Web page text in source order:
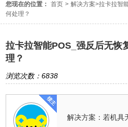
您现在的位置： 首页 > 解决方案>拉卡拉智
何处理？
拉卡拉智能POS_强反后无恢
理？
浏览次数：6838
解决方案：若机具